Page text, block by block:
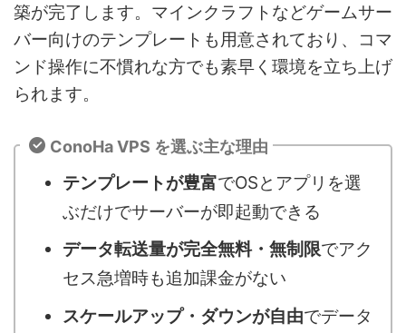
築が完了します。マインクラフトなどゲームサー
バー向けのテンプレートも用意されており、コマ
ンド操作に不慣れな方でも素早く環境を立ち上げ
られます。
ConoHa VPS を選ぶ主な理由
テンプレートが豊富でOSとアプリを選
ぶだけでサーバーが即起動できる
データ転送量が完全無料・無制限でアク
セス急増時も追加課金がない
スケールアップ・ダウンが自由でデータ